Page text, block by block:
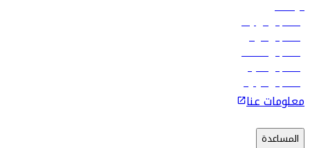
الوظائف
رحلات إلى تبيليسي
رحلات إلى الرياض
رحلات إلى مسقط
رحلات إلى ماليه
رحلات إلى كولومبو
معلومات عنا
المساعدة